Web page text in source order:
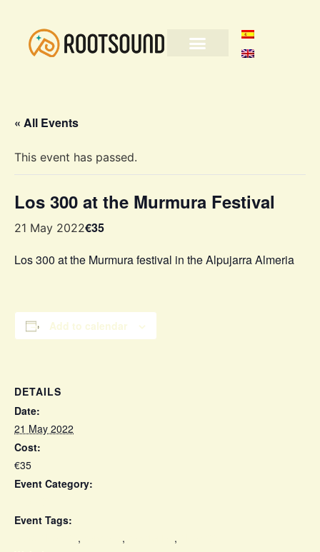
« All Events
This event has passed.
Los 300 at the Murmura Festival
21 May 2022€35
Los 300 at the Murmura festival in the Alpujarra Almeria
Add to calendar
DETAILS
Date:
21 May 2022
Cost:
€35
Event Category:
Event Tags:
, , ,